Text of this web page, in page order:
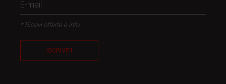
* Ricevi offerte e info
ISCRIVITI